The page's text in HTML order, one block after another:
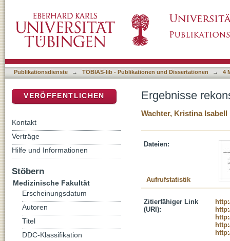
Publikationsdienste → TOBIAS-lib - Publikationen und Dissertationen → 4
Ergebnisse
Wachter, Kristina Isabell
Dateien:
Aufrufstatistik
Zitierfähiger Link
(URI):
VERÖFFENTLICHEN
Kontakt
Verträge
Hilfe und Informationen
Stöbern
Medizinische Fakultät
Erscheinungsdatum
Autoren
Titel
DDC-Klassifikation